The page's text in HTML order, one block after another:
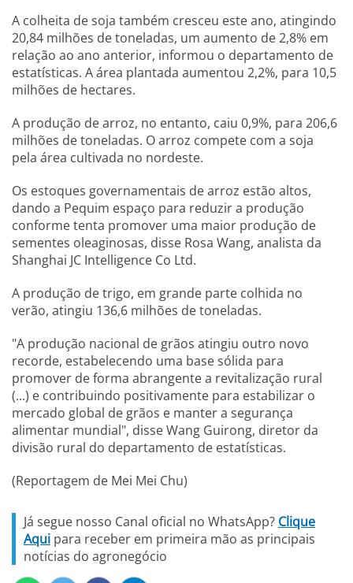
A colheita de soja também cresceu este ano, atingindo
20,84 milhões de toneladas, um aumento de 2,8% em
relação ao ano anterior, informou o departamento de
estatísticas. A área plantada aumentou 2,2%, para 10,5
milhões de hectares.
A produção de arroz, no entanto, caiu 0,9%, para 206,6
milhões de toneladas. O arroz compete com a soja
pela área cultivada no nordeste.
Os estoques governamentais de arroz estão altos,
dando a Pequim espaço para reduzir a produção
conforme tenta promover uma maior produção de
sementes oleaginosas, disse Rosa Wang, analista da
Shanghai JC Intelligence Co Ltd.
A produção de trigo, em grande parte colhida no
verão, atingiu 136,6 milhões de toneladas.
"A produção nacional de grãos atingiu outro novo
recorde, estabelecendo uma base sólida para
promover de forma abrangente a revitalização rural
(...) e contribuindo positivamente para estabilizar o
mercado global de grãos e manter a segurança
alimentar mundial", disse Wang Guirong, diretor da
divisão rural do departamento de estatísticas.
(Reportagem de Mei Mei Chu)
Já segue nosso Canal oficial no WhatsApp? Clique
Aqui para receber em primeira mão as principais
notícias do agronegócio